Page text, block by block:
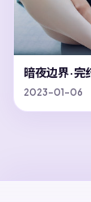
暗夜边界·完
2023-01-06